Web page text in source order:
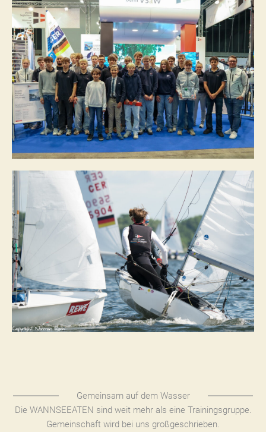
Gemeinsam auf dem Wasser
Die WANNSEEATEN sind weit mehr als eine Trainingsgruppe.
Gemeinschaft wird bei uns großgeschrieben.